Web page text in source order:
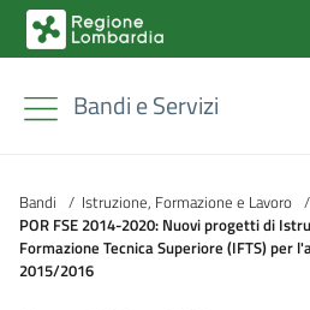
Bandi e Servizi
Bandi / Istruzione, Formazione e Lavoro /
POR FSE 2014-2020: Nuovi progetti di
Formazione Tecnica Superiore (IFTS) per
2015/2016